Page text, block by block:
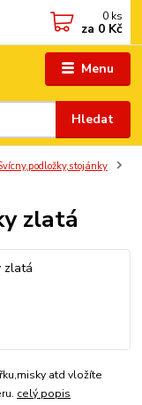
Menu
Hledat
0 ks
za 0 Kč
zlatá
atd vložíte
celý popis